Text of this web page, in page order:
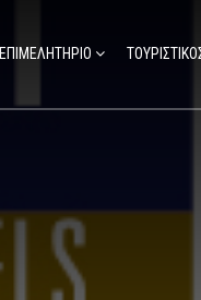
ΕΠΙΜΕΛΗΤΗΡΙΟ